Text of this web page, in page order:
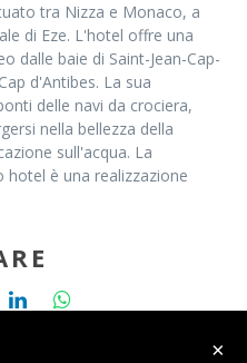
tra Nizza e Monaco, a
di Eze. L'hotel offre una
dalle baie di Saint-Jean-Cap-
d'Antibes. La sua
delle navi da crociera,
nella bellezza della
sull'acqua. La
hotel è una realizzazione
×